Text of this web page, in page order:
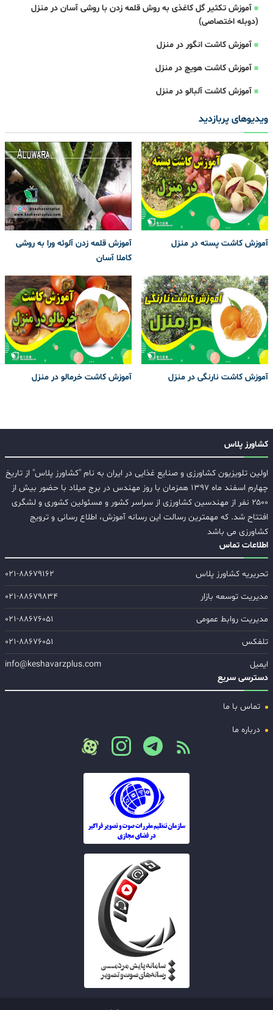
آموزش تکثیر گل کاغذی به روش قلمه زدن با روشی آسان در منزل
(دوبله اختصاصی)
آموزش کاشت انگور در منزل
آموزش کاشت هویچ در منزل
آموزش کاشت آلبالو در منزل
ویدیوهای پربازدید
آموزش کاشت پسته در منزل
آموزش قلمه زدن آلوئه ورا به روشی
کاملا آسان
آموزش کاشت نارنگی در منزل آموزش کاشت خرمالو در منزل
کشاورز پلاس
اولین تلویزیون کشاورزی و صنایع غذایی در ایران به نام "کشاورز پلاس" از تاریخ
چهارم اسفند ماه ۱۳۹۷ همزمان با روز مهندس در برج میلاد با حضور بیش از
۲۵۰۰ نفر از مهندسین کشاورزی از سراسر کشور و مسئولین کشوری و لشگری
افتتاح شد. که مهمترین رسالت این رسانه آموزش، اطلاع رسانی و ترویج
کشاورزی می باشد
اطلاعات تماس
تحریریه کشاورز پلاس
۰۲۱-۸۸۶۷۹۱۶۲
مدیریت توسعه بازار
۰۲۱-۸۸۶۷۹۸۳۴
مدیریت روابط عمومی
۰۲۱-۸۸۶۷۶۰۵۱
تلفکس
۰۲۱-۸۸۶۷۶۰۵۱
ایمیل
info@keshavarzplus.com
دسترسی سریع
تماس با ما
درباره ما